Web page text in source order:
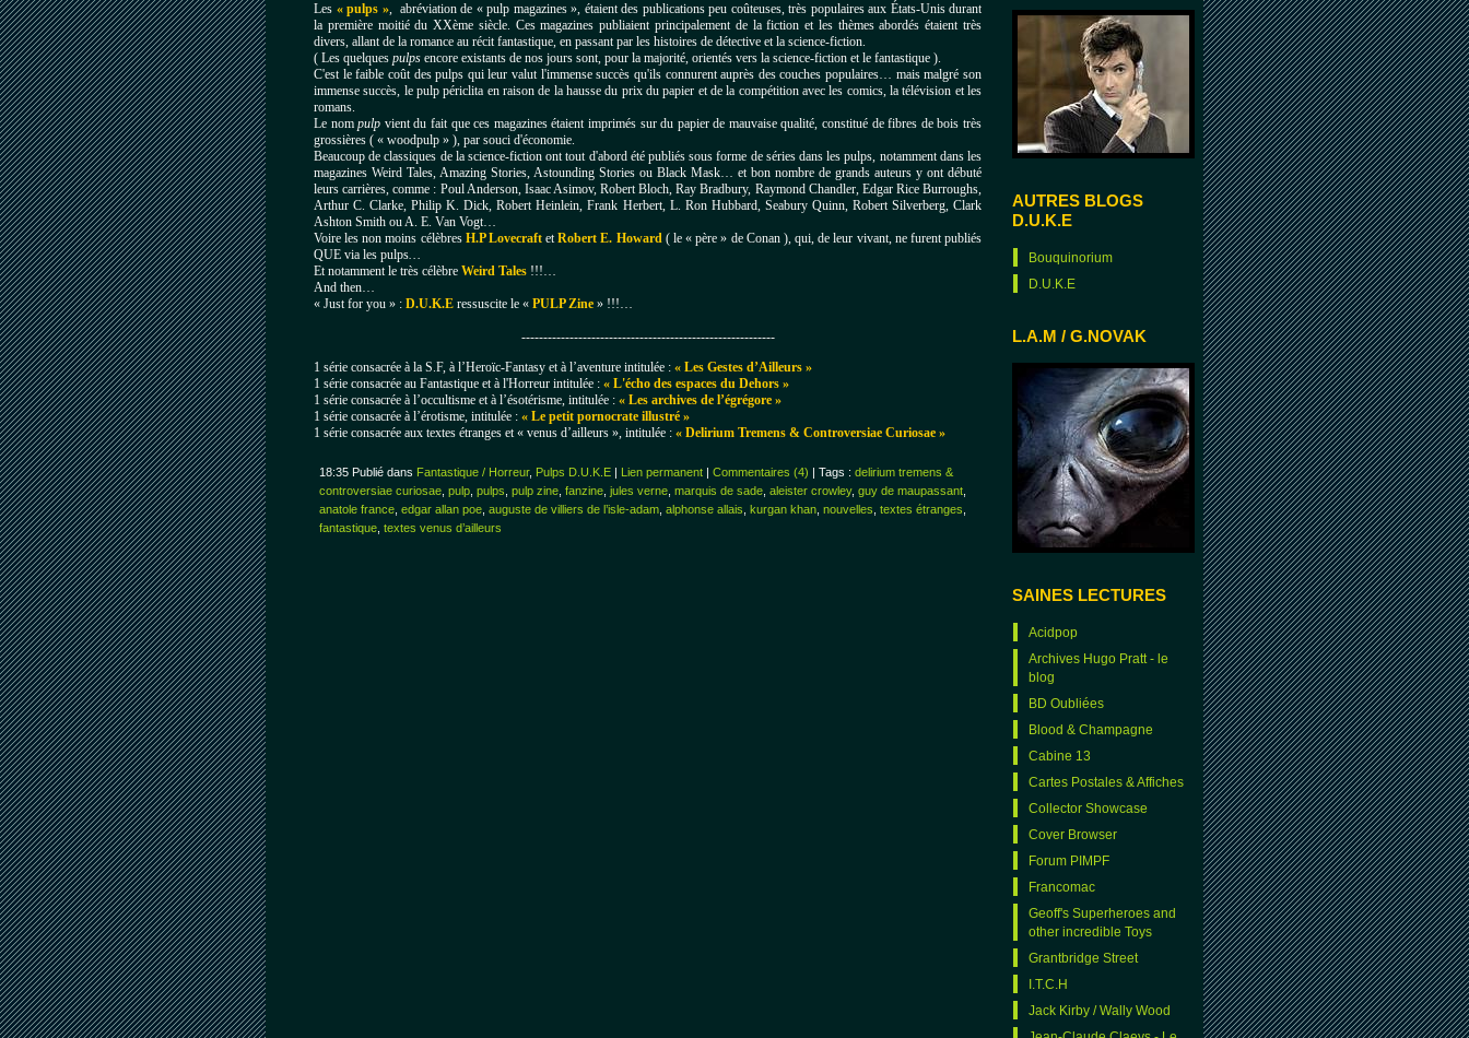
AUTRES BLOGS
D.U.K.E
Bouquinorium
D.U.K.E
L.A.M / G.NOVAK
SAINES LECTURES
Acidpop
Archives Hugo Pratt - le
blog
BD Oubliées
Blood & Champagne
Cabine 13
Cartes Postales & Affiches
Collector Showcase
Cover Browser
Forum PIMPF
Francomac
Geoff's Superheroes and
other incredible Toys
Grantbridge Street
I.T.C.H
Jack Kirby / Wally Wood
Les « pulps », abréviation de « pulp magazines », étaient des publications peu coûteuses, très populaires aux États-Unis durant
la première moitié duXXème siècle. Ces magazines publiaient principalement de la fiction et les thèmes abordés étaient très
divers, allant de la romance au récit fantastique, en passant par les histoires de détective et la science-fiction.
( Les quelques pulps encore existants de nos jours sont, pour la majorité, orientés vers la science-fiction et le fantastique ).
C'est le faible coût des pulps qui leur valut l'immense succès qu'ils connurent auprès des couches populaires… mais malgré son
immense succès, le pulp périclita en raison de la hausse du prix du papier et de la compétition avec les comics, la télévision et les
romans.
Le nompulp vient du fait que ces magazines étaient imprimés sur du papier de mauvaise qualité, constitué de fibres de bois très
grossières ( « woodpulp » ), par souci d'économie.
Beaucoup de classiques de la science-fiction ont tout d'abord été publiés sous forme de séries dans les pulps, notamment dans les
magazines Weird Tales, Amazing Stories, Astounding Stories ou Black Mask… et bon nombre de grands auteurs y ont débuté
leurs carrières, comme : Poul Anderson, Isaac Asimov, Robert Bloch, Ray Bradbury, Raymond Chandler, Edgar Rice Burroughs,
Arthur C. Clarke, Philip K. Dick, Robert Heinlein, Frank Herbert, L. Ron Hubbard, Seabury Quinn, Robert Silverberg, Clark
Ashton Smith ou A. E. Van Vogt…
Voire les non moins célèbres H.P LovecraftetRobert E. Howard( le « père » de Conan ), qui, de leur vivant, ne furent publiés
QUE via les pulps…
Et notamment le très célèbre Weird Tales !!!…
And then…
« Just for you » : D.U.K.E ressuscite le « PULP Zine » !!!…
----------------------------------------------------------
1 série consacrée à la S.F, à l’Heroïc-Fantasy et à l’aventure intitulée : « Les Gestes d’Ailleurs »
1 série consacrée au Fantastique et à l'Horreur intitulée : « L'écho des espaces du Dehors »
1 série consacrée à l’occultisme et à l’ésotérisme, intitulée : « Les archives de l’égrégore »
1 série consacrée à l’érotisme, intitulée : « Le petit pornocrate illustré »
1 série consacrée aux textes étranges et « venus d’ailleurs », intitulée : « Delirium Tremens & Controversiae Curiosae »
18:35 Publié dans Fantastique / Horreur, Pulps D.U.K.E Lien permanent Commentaires (4) | Tags : delirium tremens &
controversiae curiosae pulp pulps pulp zine fanzine jules verne marquis de sade aleister crowley, guy de maupassant
anatole france edgar allan poe auguste de villiers de l’isle-adam alphonse allais kurgan khan nouvelles textes étranges
fantastique textes venus d’ailleurs